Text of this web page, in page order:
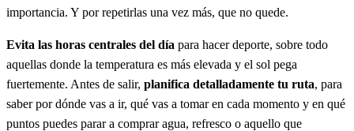
importancia. Y por repetirlas una vez más, que no quede.
Evita las horas centrales del día para hacer deporte, sobre todo
aquellas donde la temperatura es más elevada y el sol pega
fuertemente. Antes de salir, planifica detalladamente tu ruta, para
saber por dónde vas a ir, qué vas a tomar en cada momento y en qué
puntos puedes parar a comprar agua, refresco o aquello que